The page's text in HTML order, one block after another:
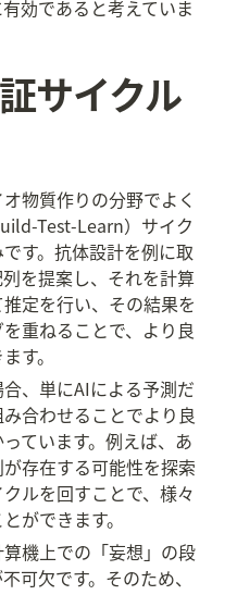
効であると考えていま
サイクル
物質作りの分野でよく
Test-Learn）サイク
す。抗体設計を例に取
を提案し、それを計算
定を行い、その結果を
重ねることで、より良
す。
、単にAIによる予測だ
合わせることでより良
ています。例えば、あ
存在する可能性を探索
ルを回すことで、様々
ができます。
機上での「妄想」の段
可欠です。そのため、